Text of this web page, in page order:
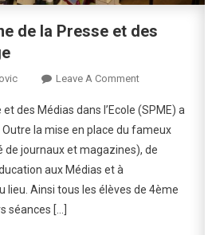
de la Presse et des
Leave A CommentOn
Riche
Semaine
De
Presse
et des Médias dans l’Ecole (SPME) a
la mise en place du fameux
de journaux et magazines), de
aux Médias et à
lieu. Ainsi tous les élèves de 4ème
séances […]